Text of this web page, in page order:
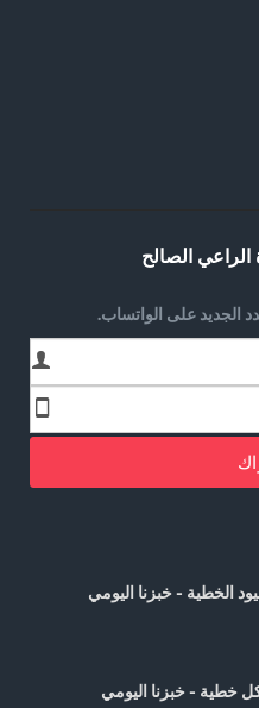
الراعي الصالح
الجديد على الواتساب.
الخطية - خبزنا اليومي
كل خطية - خبزنا اليومي